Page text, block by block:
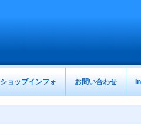
ショップインフォ お問い合わせ